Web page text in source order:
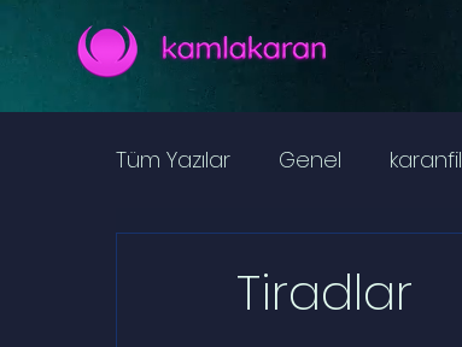
Tüm Yazılar Genel karanfil
Tiradlar